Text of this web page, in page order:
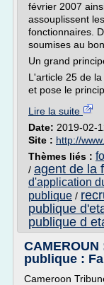
février 2007
assouplissent
fonctionnaires.
soumises au
Un grand
L'article 25 de
et pose le
Lire la suite
Date: 2019-02-
Site : http://
Thèmes liés :
/ agent de la
d'application
publique /
publique
publique d
publique :
Cameroon